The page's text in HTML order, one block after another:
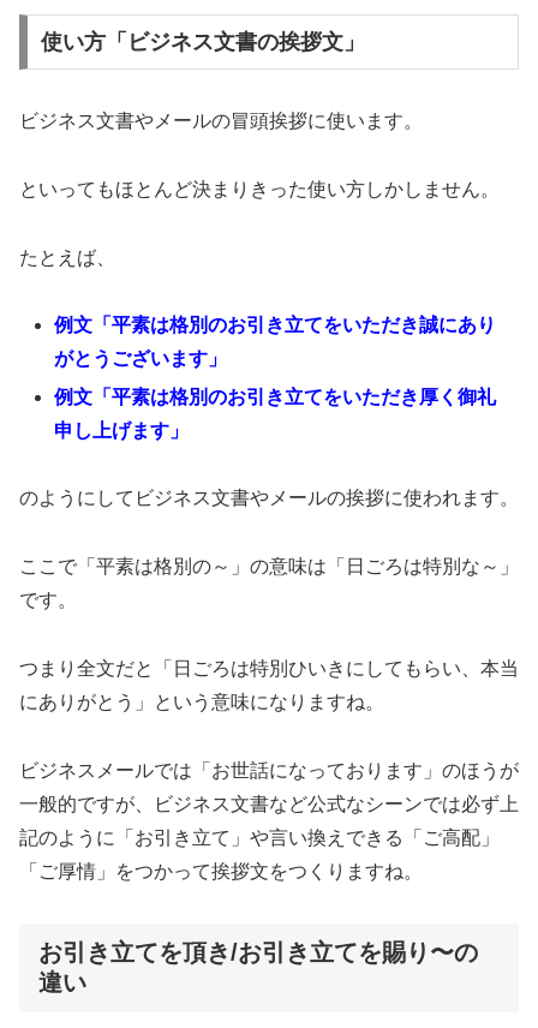
使い方「ビジネス文書の挨拶文」
ビジネス文書やメールの冒頭挨拶に使います。
といってもほとんど決まりきった使い方しかしません。
たとえば、
例文「平素は格別のお引き立てをいただき誠にあり
がとうございます」
例文「平素は格別のお引き立てをいただき厚く御礼
申し上げます」
のようにしてビジネス文書やメールの挨拶に使われます。
ここで「平素は格別の～」の意味は「日ごろは特別な～」
です。
つまり全文だと「日ごろは特別ひいきにしてもらい、本当
にありがとう」という意味になりますね。
ビジネスメールでは「お世話になっております」のほうが
一般的ですが、ビジネス文書など公式なシーンでは必ず上
記のように「お引き立て」や言い換えできる「ご高配」
「ご厚情」をつかって挨拶文をつくりますね。
お引き立てを頂き/お引き立てを賜り〜の
違い